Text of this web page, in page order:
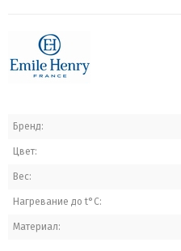
Бренд:
Цвет:
Вес:
Нагревание до t°C:
Материал: